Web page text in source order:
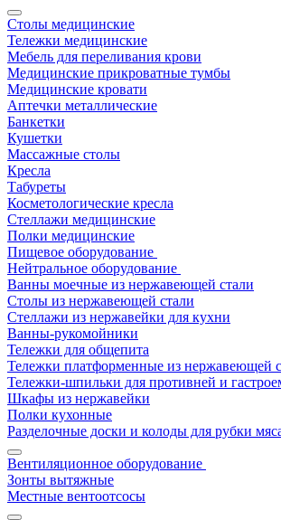
Столы медицинские
Тележки медицинские
Мебель для переливания крови
Медицинские прикроватные тумбы
Медицинские кровати
Аптечки металлические
Банкетки
Кушетки
Массажные столы
Кресла
Табуреты
Косметологические кресла
Стеллажи медицинские
Полки медицинские
Пищевое оборудование
Нейтральное оборудование
Ванны моечные из нержавеющей стали
Столы из нержавеющей стали
Стеллажи из нержавейки для кухни
Ванны-рукомойники
Тележки для общепита
Тележки платформенные из нержавеющей
Тележки-шпильки для противней и
Шкафы из нержавейки
Полки кухонные
Разделочные доски и колоды для рубки
Вентиляционное оборудование
Зонты вытяжные
Местные вентоотсосы